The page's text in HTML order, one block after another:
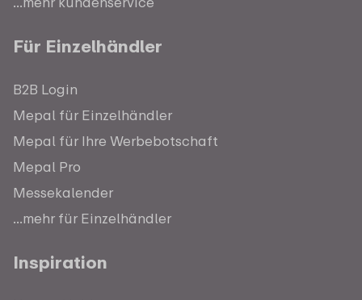
Für Einzelhändler
B2B Login
Mepal für Einzelhändler
Mepal für Ihre Werbebotschaft
Mepal Pro
Messekalender
...mehr für Einzelhändler
Inspiration